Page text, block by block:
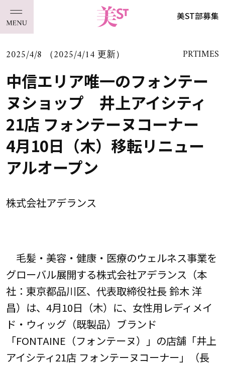
美ST部募集
2025/4/8 （2025/4/14 更新） PRTIMES
中信エリア唯一のフォンテー
ヌショップ 井上アイシティ
21店 フォンテーヌコーナー
4月10日（木）移転リニュー
アルオープン
株式会社アデランス
毛髪・美容・健康・医療のウェルネス事業を
グローバル展開する株式会社アデランス（本
社：東京都品川区、代表取締役社長 鈴木 洋
昌）は、4月10日（木）に、女性用レディメイ
ド・ウィッグ（既製品）ブランド
「FONTAINE（フォンテーヌ）」の店舗「井上
アイシティ21店 フォンテーヌコーナー」（長